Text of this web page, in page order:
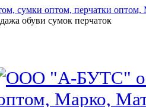
обуви сумок перчаток